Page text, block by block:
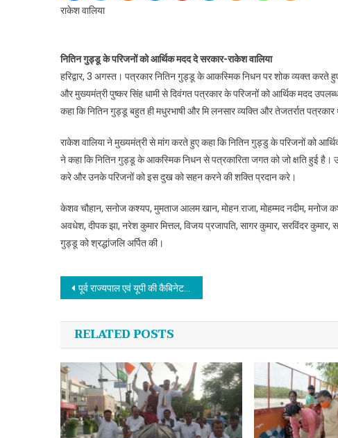
राकेश वालिया
नितिन गुड्डू के परिजनों को आर्थिक मदद दे सरकार-राकेश वालिया
हरिद्वार, 3 अगस्त। पत्रकार नितिन गुड्डू के आकस्मिक निधन पर शोक व्यक्त करते
और मुख्यमंत्री पुष्कर सिंह धामी से दिवंगत पत्रकार के परिजनों को आर्थिक मदद
कहा कि नितिन गुड्डू बहुत ही मधुरभाषी और मि लनसार व्यक्ति और तेजतर्रात
राकेश वालिया ने मुख्यमंत्री से मांग करते हुए कहा कि नितिन गुड्डु के परिजनों को
ने कहा कि नितिन गुड्डू के आकस्मिक निधन से पत्रकारिता जगत को जो क्षति हुई है।
करे और उनके परिजनों को इस दुख को सहन करने की शक्ति प्रदान करे।
केशव चौहान, सनोज कश्यप, मुमताज आलम खान, मोहन राजा, मोहम्मद नदीम, मनोज
अवधेश, दीपक झा, नरेश कुमार मित्तल, विजय प्रजापति, सागर कुमार, सरविंदर कुमार,
गुड्डू को श्रद्धांजलि अर्पित की।
Post navigation
पूर्व राज्यपाल एवं यूपी की कैबिनेट मंत्री बेबी रानी मौर्य ने स्वामी कैलाशानंद गिरी के सानिध्य में किया रूद्राभिषेक
RELATED POSTS